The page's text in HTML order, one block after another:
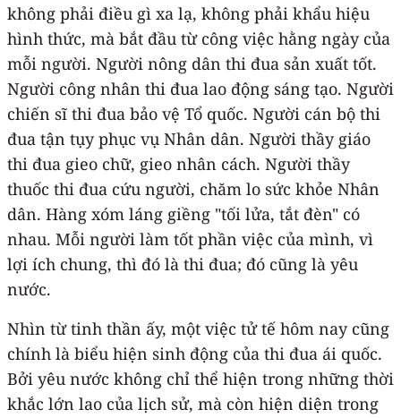
không phải điều gì xa lạ, không phải khẩu hiệu
hình thức, mà bắt đầu từ công việc hằng ngày của
mỗi người. Người nông dân thi đua sản xuất tốt.
Người công nhân thi đua lao động sáng tạo. Người
chiến sĩ thi đua bảo vệ Tổ quốc. Người cán bộ thi
đua tận tụy phục vụ Nhân dân. Người thầy giáo
thi đua gieo chữ, gieo nhân cách. Người thầy
thuốc thi đua cứu người, chăm lo sức khỏe Nhân
dân. Hàng xóm láng giềng "tối lửa, tắt đèn" có
nhau. Mỗi người làm tốt phần việc của mình, vì
lợi ích chung, thì đó là thi đua; đó cũng là yêu
nước.
Nhìn từ tinh thần ấy, một việc tử tế hôm nay cũng
chính là biểu hiện sinh động của thi đua ái quốc.
Bởi yêu nước không chỉ thể hiện trong những thời
khắc lớn lao của lịch sử, mà còn hiện diện trong